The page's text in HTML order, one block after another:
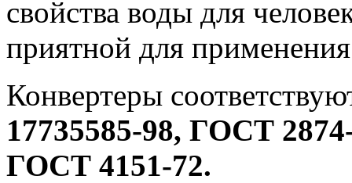
свойства воды для
приятной для
Конвертеры
17735585-98, ГОСТ
ГОСТ 4151-72.